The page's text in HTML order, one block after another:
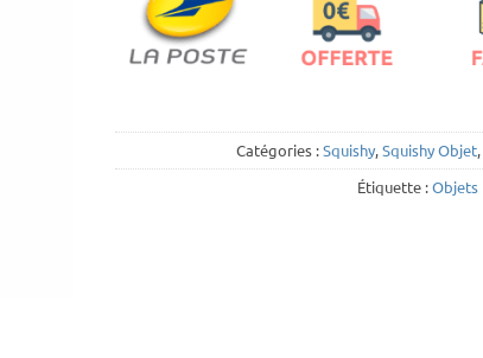
Catégories :Squishy,Squishy Objet,
Étiquette :Objets